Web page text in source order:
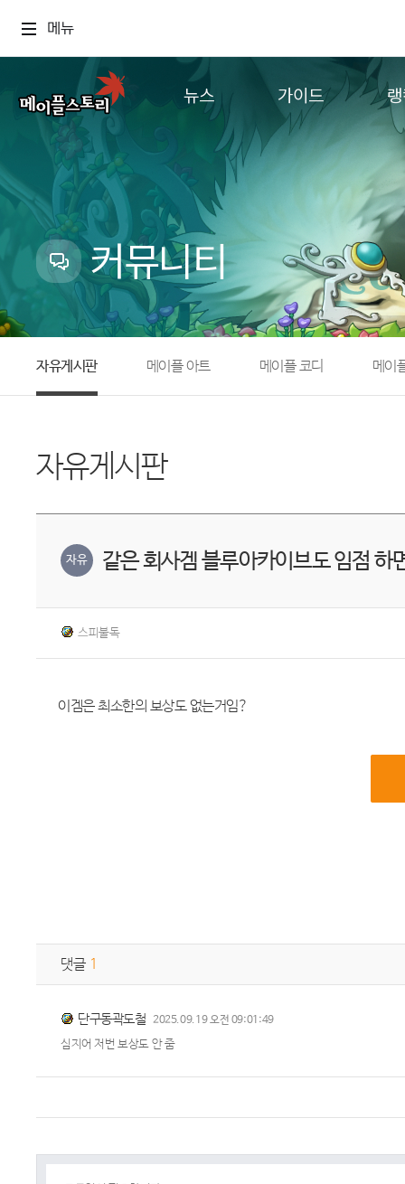
메뉴
뉴스
업데이트
이벤트
캐시샵 공지
메이플 알림판
with maple
가이드
추가정보
컨텐
커뮤니티
자유게시판 메이플 아트 메이플 코디 메이
자유게시판
자유 같은 회사겜 블루아카이브도 임점 하
스피불독
이겜은 최소한의 보상도 없는거임?
댓글 1
단구동곽도철 2025.09.19 오전 09:01:49
심지어 저번 보상도 안 줌